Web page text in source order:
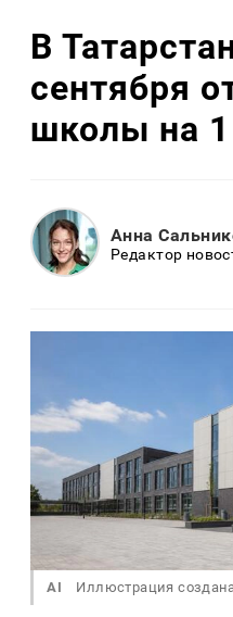
В
сентября
школы на
Анна
Редактор
AI Иллюстрация